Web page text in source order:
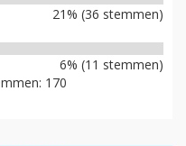
21% (36 stemmen)
6% (11 stemmen)
170